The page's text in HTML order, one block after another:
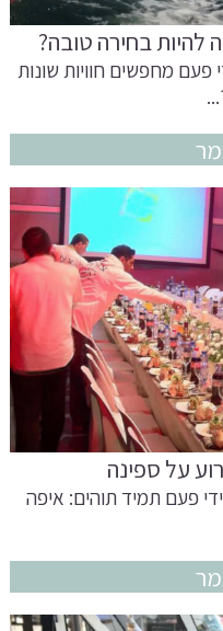
להיות בחירה טובה?
מחפשים חוויות שונות
על ספינה
פעם תמיד תוהים: איפה